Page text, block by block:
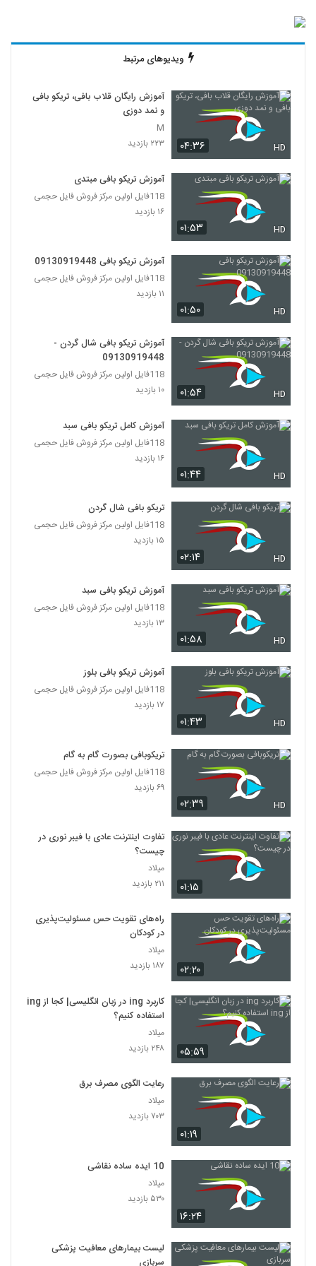
ویدیوهای مرتبط
۰۴:۳۶ HD
آموزش رایگان قلاب بافی، تریکو بافی
و نمد دوزی
M
۲۲۳ بازدید
۰۱:۵۳ HD
آموزش تریکو بافی مبتدی
118فایل اولین مرکز فروش فایل حجمی
۱۶ بازدید
۰۱:۵۰ HD
آموزش تریکو بافی 09130919448
118فایل اولین مرکز فروش فایل حجمی
۱۱ بازدید
۰۱:۵۴ HD
آموزش تریکو بافی شال گردن -
09130919448
118فایل اولین مرکز فروش فایل حجمی
۱۰ بازدید
۰۱:۴۴ HD
آموزش کامل تریکو بافی سبد
118فایل اولین مرکز فروش فایل حجمی
۱۶ بازدید
۰۲:۱۴ HD
تریکو بافی شال گردن
118فایل اولین مرکز فروش فایل حجمی
۱۵ بازدید
۰۱:۵۸ HD
آموزش تریکو بافی سبد
118فایل اولین مرکز فروش فایل حجمی
۱۳ بازدید
۰۱:۴۳ HD
آموزش تریکو بافی بلوز
118فایل اولین مرکز فروش فایل حجمی
۱۷ بازدید
۰۲:۳۹ HD
تریکوبافی بصورت گام به گام
118فایل اولین مرکز فروش فایل حجمی
۶۹ بازدید
۰۱:۱۵
تفاوت اینترنت عادی با فیبر نوری در
چیست؟
میلاد
۲۱۱ بازدید
۰۲:۲۰
راه‌های تقویت حس مسئولیت‌پذیری
در کودکان
میلاد
۱۸۷ بازدید
۰۵:۵۹
کاربرد ing در زبان انگلیسی| کجا از ing
استفاده کنیم؟
میلاد
۲۴۸ بازدید
۰۱:۱۹
رعایت الگوی مصرف برق
میلاد
۷۰۳ بازدید
۱۶:۲۴
10 ایده ساده نقاشی
میلاد
۵۳۰ بازدید
لیست بیمارهای معافیت پزشکی
سربازی